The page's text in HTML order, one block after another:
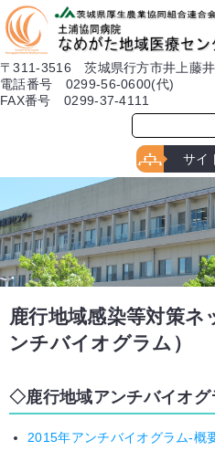
本文へ
〒311-3516 茨城県行方市井上藤
電話番号 0299-56-0600(代)
FAX番号 0299-37-4111
サイ
鹿行地域感染等対策
ンチバイオグラム）
鹿行地域アンチバイオ
2015年アンチバイオグラム-概